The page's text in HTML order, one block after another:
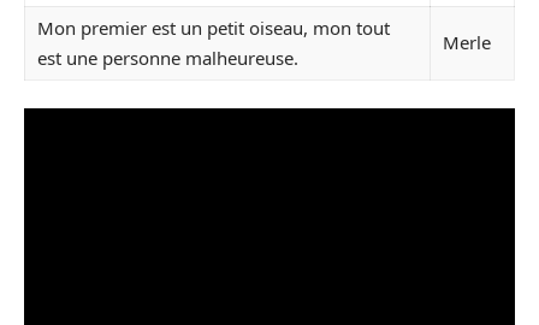
Mon premier est un petit oiseau, mon tout
est une personne malheureuse.
Merle